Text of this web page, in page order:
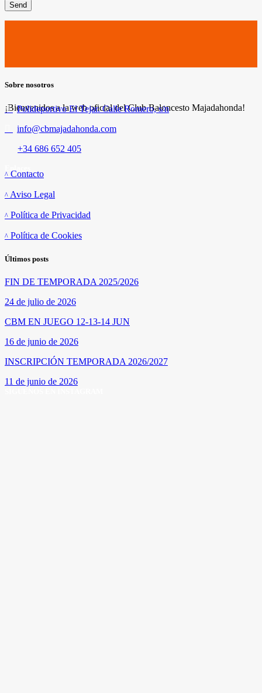
Send
Sobre nosotros
¡Bienvenidos a la web oficial del Club Baloncesto Majadahonda!
Polideportivo El Tejar. Calle Romero, s/n
info@cbmajadahonda.com
+34 686 652 405
Contacto
Aviso Legal
Política de Privacidad
Política de Cookies
Últimos posts
FIN DE TEMPORADA 2025/2026
24 de julio de 2026
CBM EN JUEGO 12-13-14 JUN
16 de junio de 2026
INSCRIPCIÓN TEMPORADA 2026/2027
11 de junio de 2026